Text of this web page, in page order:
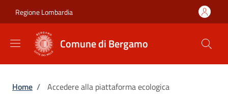
Regione Lombardia
Comune di Bergamo
Briciole di pane
Home / Accedere alla piattaforma ecologica